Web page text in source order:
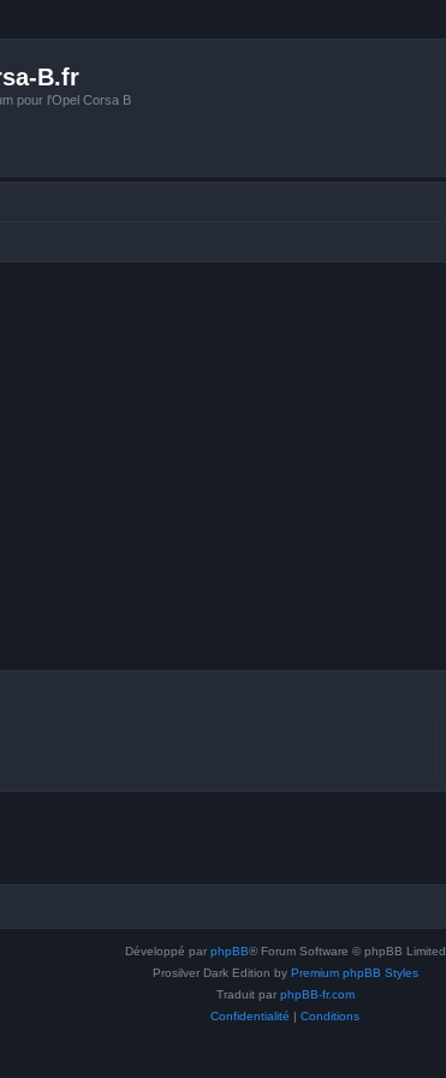
B.fr
pour l'Opel Corsa B
Développé par phpBB® Forum Software © phpBB Limited
Prosilver Dark Edition by Premium phpBB Styles
Traduit par phpBB-fr.com
Confidentialité | Conditions